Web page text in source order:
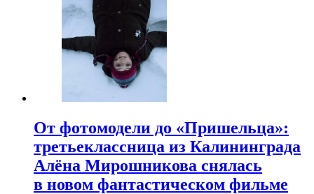
От фотомодели до «Пришельца»:
третьеклассница из Калининграда
Алёна Мирошникова снялась
в новом фантастическом фильме